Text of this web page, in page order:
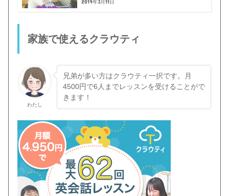
2019年3月11日
家族で使えるクラウティ
わたし
兄弟が多い方はクラウティ一択です。月
4500円で6人までレッスンを受けることがで
きます！